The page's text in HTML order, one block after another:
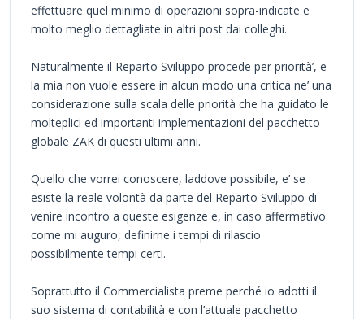
effettuare quel minimo di operazioni sopra-indicate e
molto meglio dettagliate in altri post dai colleghi.
Naturalmente il Reparto Sviluppo procede per priorità’, e
la mia non vuole essere in alcun modo una critica ne’ una
considerazione sulla scala delle priorità che ha guidato le
molteplici ed importanti implementazioni del pacchetto
globale ZAK di questi ultimi anni.
Quello che vorrei conoscere, laddove possibile, e’ se
esiste la reale volontà da parte del Reparto Sviluppo di
venire incontro a queste esigenze e, in caso affermativo
come mi auguro, definirne i tempi di rilascio
possibilmente tempi certi.
Soprattutto il Commercialista preme perché io adotti il
suo sistema di contabilità e con l’attuale pacchetto